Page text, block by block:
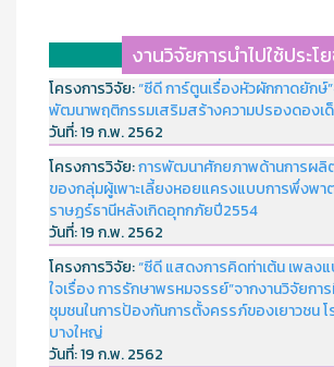
งานวิจัยการนำไปใช้ประโ
โครงการวิจัย:“ซีดี การ์ตูนเรื่องหัวผักกาดยักษ์
พัฒนาพฤติกรรมเสริมสร้างความปรองดองเ
วันที่:19 ก.พ. 2562
โครงการวิจัย:การพัฒนาศักยภาพด้านการผลิ
ของกลุ่มผู้เพาะเลี้ยงหอยแครงแบบการพึ่งพา
ราษฏร์ธานีหลังเกิดอุทกภัยปี2554
วันที่:19 ก.พ. 2562
โครงการวิจัย:“ซีดี แสดงการคิดท่าเต้น เพลง
ใจเรื่อง การรักษาพรหมจรรย์”จากงานวิจัยก
ชุมชนในการป้องกันการตั้งครรภ์ของเยาวชน โ
บางใหญ่
วันที่:19 ก.พ. 2562